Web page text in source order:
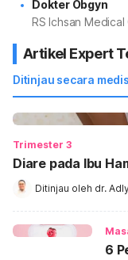
Dokter Obgyn
RS Ichsan
Artikel Expert
Ditinjau secara
Trimester 3
Diare pada Ibu
Ditinjau oleh dr.
6